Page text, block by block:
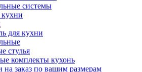
системы
для кухни
стулья
комплекты кухонь
на заказ по вашим размерам